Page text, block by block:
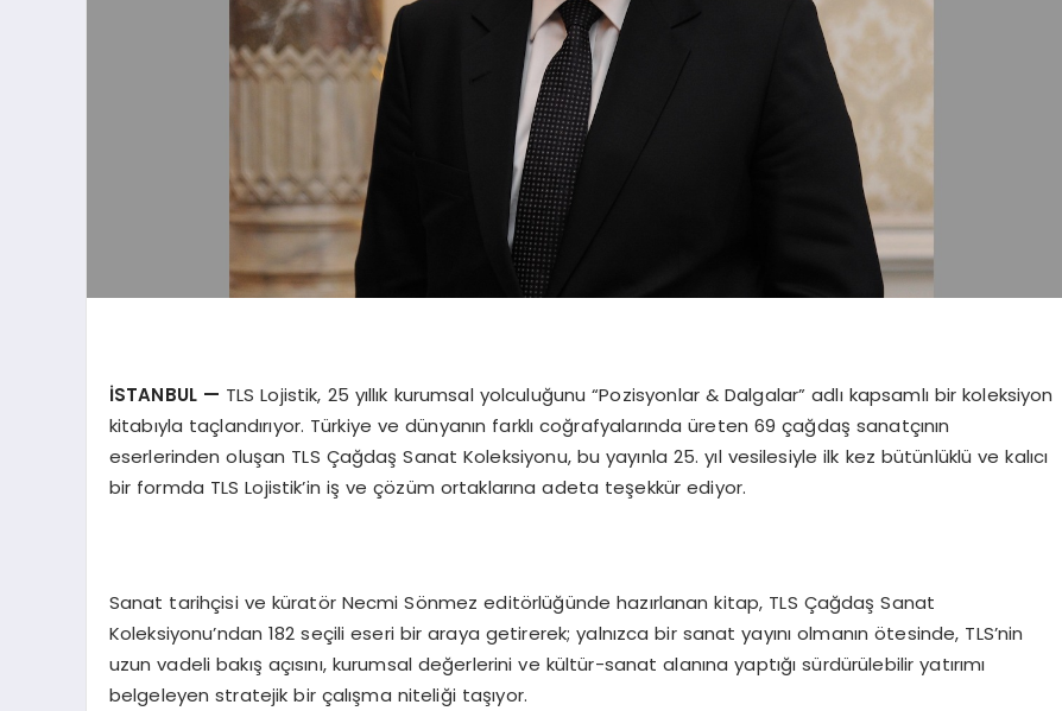
İSTANBUL — TLS Lojistik, 25 yıllık kurumsal yolculuğunu “Pozisyonlar & Dalgalar” adlı kapsamlı bir koleksiyon
kitabıyla taçlandırıyor. Türkiye ve dünyanın farklı coğrafyalarında üreten 69 çağdaş sanatçının
eserlerinden oluşan TLS Çağdaş Sanat Koleksiyonu, bu yayınla 25. yıl vesilesiyle ilk kez bütünlüklü ve kalıcı
bir formda TLS Lojistik’in iş ve çözüm ortaklarına adeta teşekkür ediyor.
Sanat tarihçisi ve küratör Necmi Sönmez editörlüğünde hazırlanan kitap, TLS Çağdaş Sanat
Koleksiyonu’ndan 182 seçili eseri bir araya getirerek; yalnızca bir sanat yayını olmanın ötesinde, TLS’nin
uzun vadeli bakış açısını, kurumsal değerlerini ve kültür-sanat alanına yaptığı sürdürülebilir yatırımı
belgeleyen stratejik bir çalışma niteliği taşıyor.